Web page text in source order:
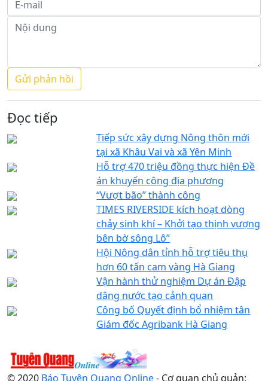
Đọc tiếp
Tiếp sức xây dựng Nông thôn mới
tại xã Khâu Vai và xã Yên Minh
Hỗ trợ 470 triệu đồng thực hiện Đề
án khuyến công địa phương
“Vượt bão” thành công
TIMES RIVERSIDE kích hoạt dòng
chảy sinh khí – Khởi tạo thịnh vượng
bên bờ sông Lô”
Hội Nông dân tỉnh hỗ trợ tiêu thụ
hơn 60 tấn cam vàng Hà Giang
Vận hành thử nghiệm Dự án Đập
dâng nước tạo cảnh quan
Công bố Quyết định bổ nhiệm tân
Giám đốc Agribank Hà Giang
© 2020 Báo Tuyên Quang Online- Cơ quan chủ quản: